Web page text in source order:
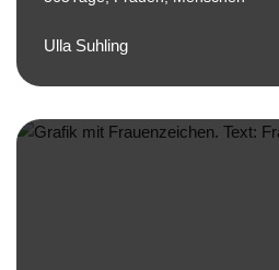
Ulla Suhling